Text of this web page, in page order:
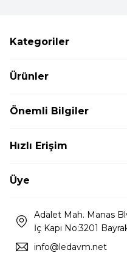
Kategoriler
Ürünler
Önemli Bilgiler
Hızlı Erişim
Üye
Adalet Mah. Manas
İç Kapı No:3201
info@ledavm.net